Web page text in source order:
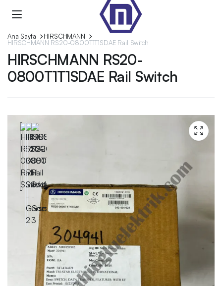
Ana Sayfa
HIRSCHMANN
HIRSCHMANN RS20-0800T1T1SDAE Rail Switch
HIRSCHMANN RS20-
0800T1T1SDAE Rail Switch